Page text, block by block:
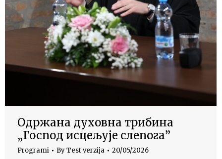
Одржана духовна трибина
„Господ исцељује слепога”
Programi ByTest verzija 20/05/2026